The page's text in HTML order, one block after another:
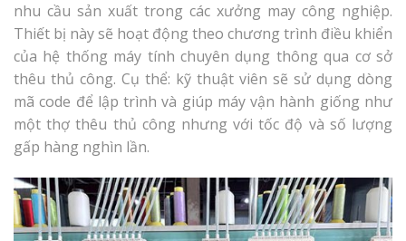
nhu cầu sản xuất trong các xưởng may công nghiệp.
Thiết bị này sẽ hoạt động theo chương trình điều khiển
của hệ thống máy tính chuyên dụng thông qua cơ sở
thêu thủ công. Cụ thể: kỹ thuật viên sẽ sử dụng dòng
mã code để lập trình và giúp máy vận hành giống như
một thợ thêu thủ công nhưng với tốc độ và số lượng
gấp hàng nghìn lần.